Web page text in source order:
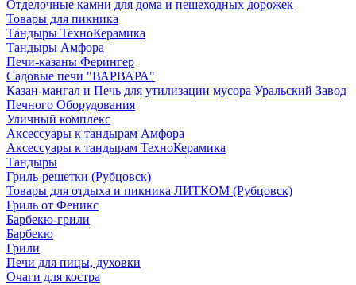
Отделочные камни для дома и пешеходных дорожек
Товары для пикника
Тандыры ТехноКерамика
Тандыры Амфора
Печи-казаны Ферингер
Садовые печи "ВАРВАРА"
Казан-мангал и Печь для утилизации мусора Уральский Завод
Печного Оборудования
Уличный комплекс
Аксессуары к тандырам Амфора
Аксессуары к тандырам ТехноКерамика
Тандыры
Гриль-решетки (Рубцовск)
Товары для отдыха и пикника ЛИТКОМ (Рубцовск)
Гриль от Феникс
Барбекю-грили
Барбекю
Грили
Печи для пицы, духовки
Очаги для костра